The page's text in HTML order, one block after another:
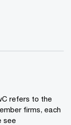
refers to the
firms, each
see